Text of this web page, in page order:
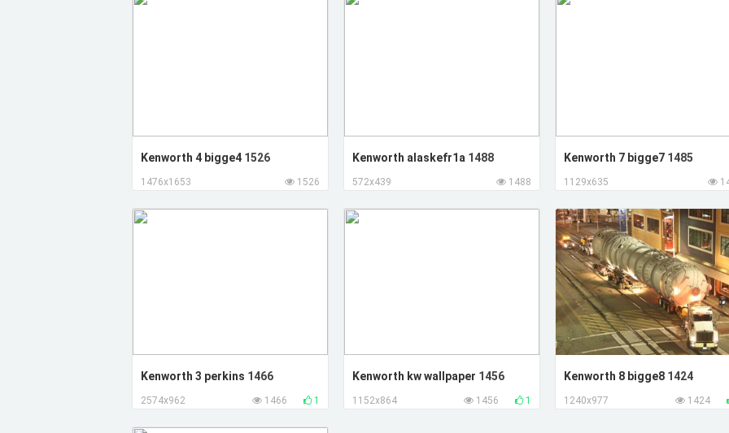
Kenworth 4 bigge4 1526
1476x1653 1526
Kenworth alaskefr1a 1488
572x439 1488
Kenworth 7 bigge7 1485
1129x635
Kenworth 3 perkins 1466
2574x962 1
1466
Kenworth kw wallpaper 1456
1152x864 1
1456
Kenworth 8 bigge8 1424
1240x977 1424